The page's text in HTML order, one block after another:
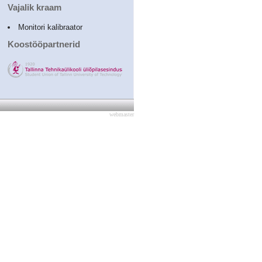
Vajalik kraam
Monitori kalibraator
Koostööpartnerid
webmaster